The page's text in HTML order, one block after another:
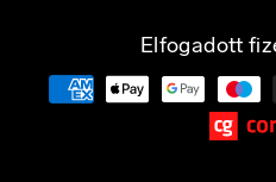
Elfogadott